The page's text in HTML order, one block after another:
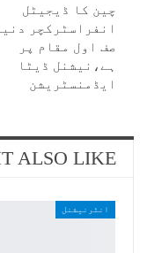
چین کا ڈیجیٹل
انفراسٹرکچر
صف اول مقام پر
ہے،نیشنل ڈیٹا
ایڈمنسٹریشن
ALSO LIKE
انٹرنیشنل